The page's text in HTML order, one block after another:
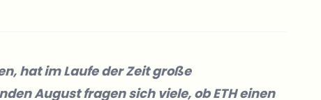
hat im Laufe der Zeit große
August fragen sich viele, ob ETH einen